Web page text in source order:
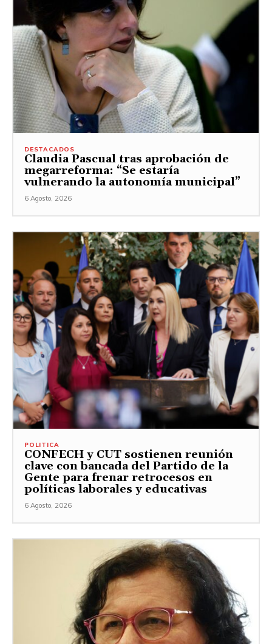
DESTACADOS
Claudia Pascual tras aprobación de
megarreforma: “Se estaría
vulnerando la autonomía municipal”
6 Agosto, 2026
POLITICA
CONFECH y CUT sostienen reunión
clave con bancada del Partido de la
Gente para frenar retrocesos en
políticas laborales y educativas
6 Agosto, 2026